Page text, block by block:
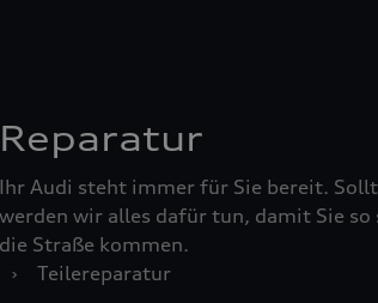
Reparatur
Ihr Audi steht immer für Sie bereit.
werden wir alles dafür tun, damit Sie
die Straße kommen.
›
Teilereparatur